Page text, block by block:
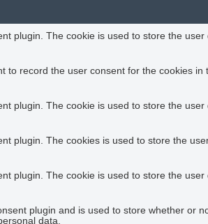
plugin. The cookie is used to store the
to record the user consent for the cookies in
plugin. The cookie is used to store the
plugin. The cookies is used to store the
plugin. The cookie is used to store the
plugin and is used to store whether or
data.